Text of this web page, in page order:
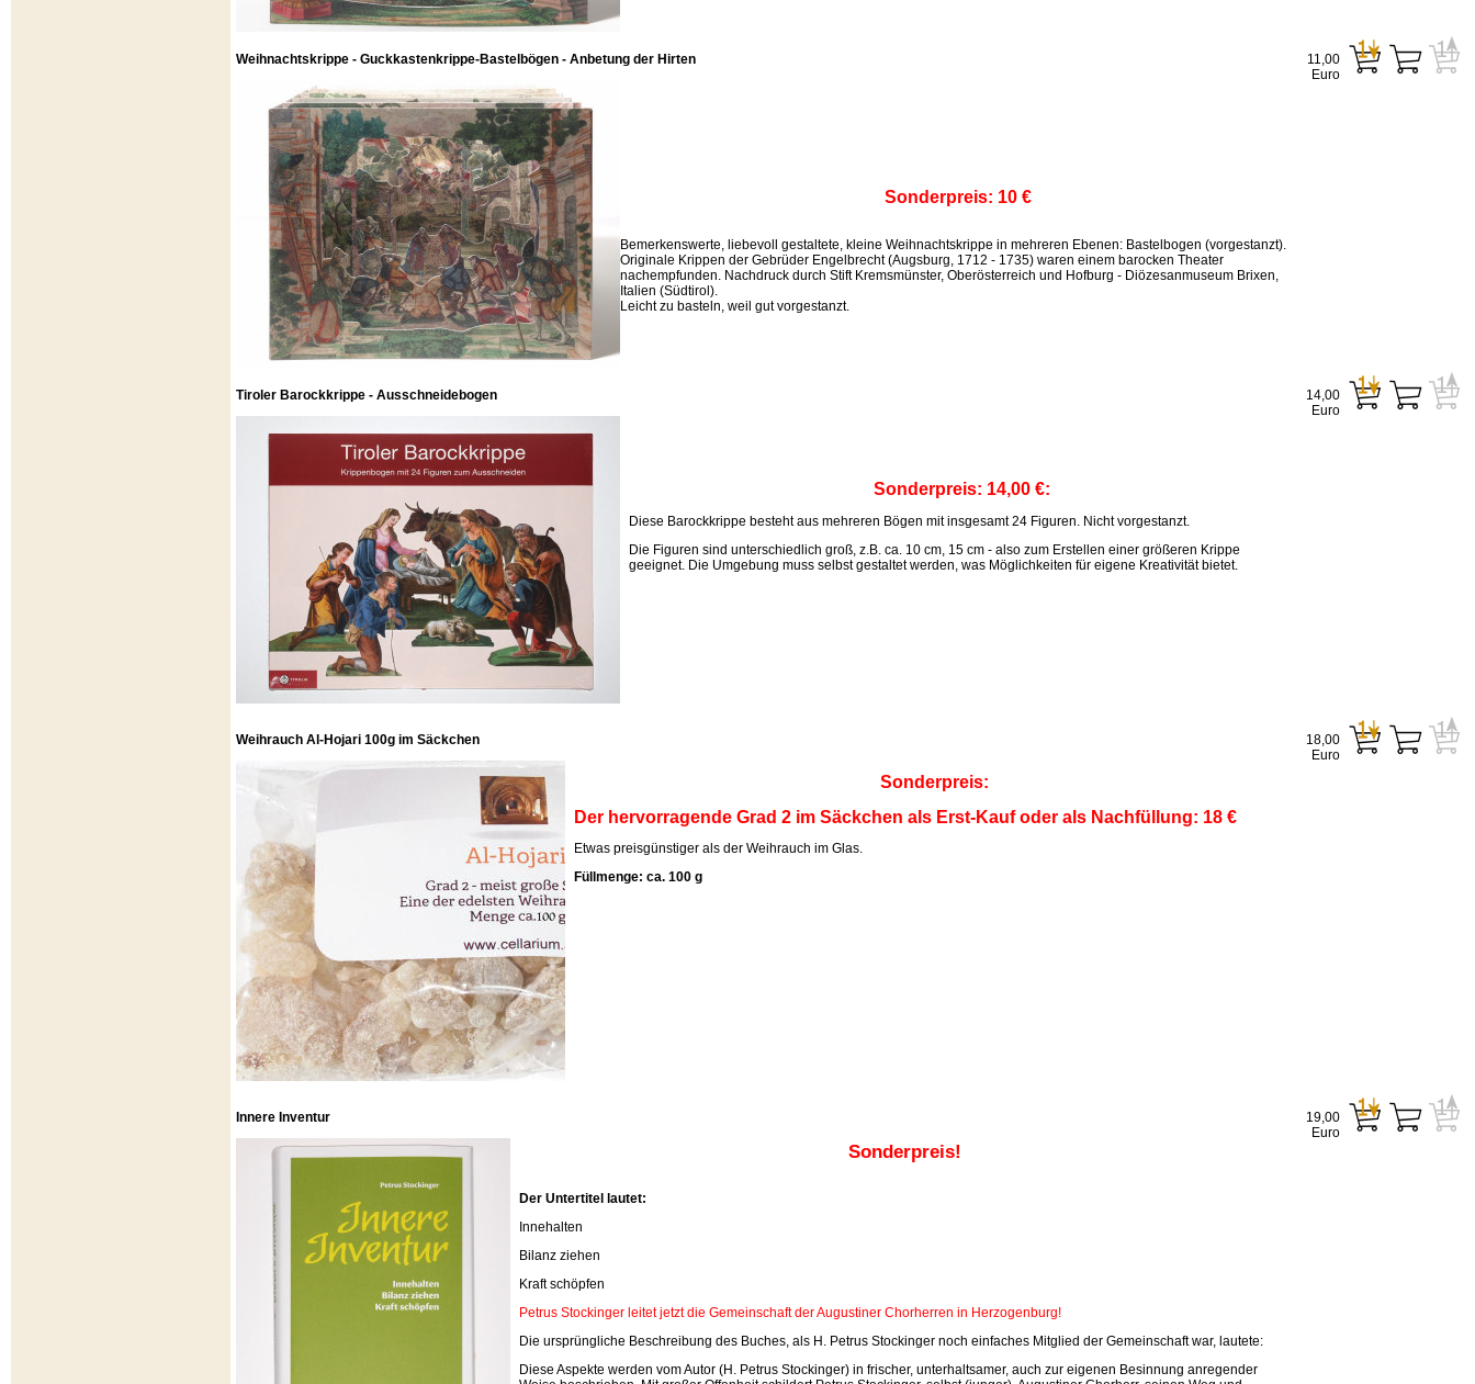
Weihnachtskrippe - Guckkastenkrippe-Bastelbögen - Anbetung der Hirten
Sonderpreis: 10 €
Bemerkenswerte, liebevoll gestaltete, kleine Weihnachtskrippe in mehreren Ebenen: Bastelbogen (vorgestanzt).
Originale Krippen der Gebrüder Engelbrecht (Augsburg, 1712 - 1735) waren einem barocken Theater
nachempfunden. Nachdruck durch Stift Kremsmünster, Oberösterreich und Hofburg - Diözesanmuseum Brixen,
Italien (Südtirol).
Leicht zu basteln, weil gut vorgestanzt.
11,00
Euro
Tiroler Barockkrippe - Ausschneidebogen
Sonderpreis: 14,00 €:
Diese Barockkrippe besteht aus mehreren Bögen mit insgesamt 24 Figuren. Nicht vorgestanzt.
Die Figuren sind unterschiedlich groß, z.B. ca. 10 cm, 15 cm - also zum Erstellen einer größeren Krippe
geeignet. Die Umgebung muss selbst gestaltet werden, was Möglichkeiten für eigene Kreativität bietet.
14,00
Euro
Weihrauch Al-Hojari 100g im Säckchen
Sonderpreis:
Der hervorragende Grad 2 im Säckchen als Erst-Kauf oder als Nachfüllung: 18 €
Etwas preisgünstiger als der Weihrauch im Glas.
Füllmenge: ca. 100 g
18,00
Euro
Innere Inventur
Sonderpreis!
Der Untertitel lautet:
Innehalten
Bilanz ziehen
Kraft schöpfen
Petrus Stockinger leitet jetzt die Gemeinschaft der Augustiner Chorherren in Herzogenburg!
Die ursprüngliche Beschreibung des Buches, als H. Petrus Stockinger noch einfaches Mitglied der Gemeinschaft war, lautete:
Diese Aspekte werden vom Autor (H. Petrus Stockinger) in frischer, unterhaltsamer, auch zur eigenen Besinnung anregender
19,00
Euro